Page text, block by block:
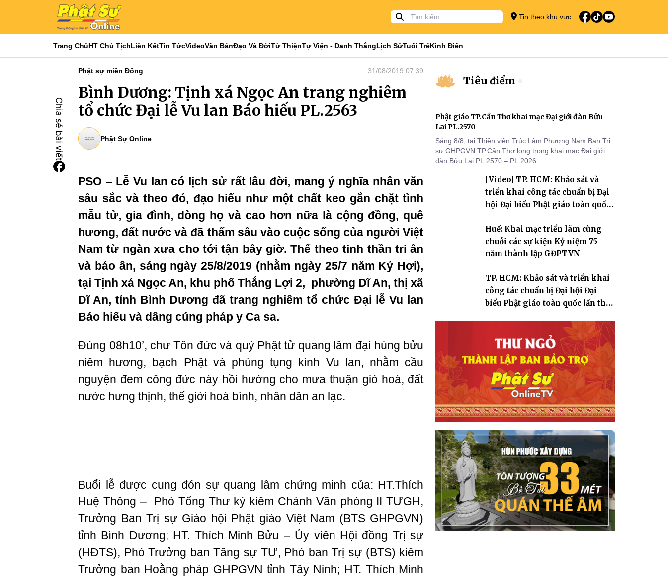
Tin theo khu vực
Trang ChủHT Chủ TịchLiên KếtTin TứcVideoVăn BảnĐạo Và ĐờiTừ ThiệnTự Viện - Danh ThắngLịch SửTuổi TrẻKinh Điển
Phật sự miền Đông 31/08/2019 07:39
Bình Dương: Tịnh xá Ngọc An trang nghiêm
tổ chức Đại lễ Vu lan Báo hiếu PL.2563
Phật Sự Online
PSO – Lễ Vu lan có lịch sử rất lâu đời, mang ý nghĩa nhân văn
sâu sắc và theo đó, đạo hiếu như một chất keo gắn chặt tình
mẫu tử, gia đình, dòng họ và cao hơn nữa là cộng đồng, quê
hương, đất nước và đã thấm sâu vào cuộc sống của người Việt
Nam từ ngàn xưa cho tới tận bây giờ. Thể theo tinh thần tri ân
và báo ân, sáng ngày 25/8/2019 (nhằm ngày 25/7 năm Kỷ Hợi),
tại Tịnh xá Ngọc An, khu phố Thắng Lợi 2, phường Dĩ An, thị xã
Dĩ An, tỉnh Bình Dương đã trang nghiêm tổ chức Đại lễ Vu lan
Báo hiếu và dâng cúng pháp y Ca sa.
Đúng 08h10’, chư Tôn đức và quý Phật tử quang lâm đại hùng bửu
niêm hương, bạch Phật và phúng tụng kinh Vu lan, nhằm cầu
nguyện đem công đức này hồi hướng cho mưa thuận gió hoà, đất
nước hưng thịnh, thế giới hoà bình, nhân dân an lạc.
Buổi lễ được cung đón sự quang lâm chứng minh của: HT.Thích
Huệ Thông – Phó Tổng Thư ký kiêm Chánh Văn phòng II TƯGH,
Trưởng Ban Trị sự Giáo hội Phật giáo Việt Nam (BTS GHPGVN)
tỉnh Bình Dương; HT. Thích Minh Bửu – Ủy viên Hội đồng Trị sự
(HĐTS), Phó Trưởng ban Tăng sự TƯ, Phó ban Trị sự (BTS) kiêm
Trưởng ban Hoằng pháp GHPGVN tỉnh Tây Ninh; HT. Thích Minh
Tiêu điểm
Phật giáo TP.Cần Thơ khai mạc Đại giới đàn Bửu
Lai PL.2570
Sáng 8/8, tại Thiền viện Trúc Lâm Phương Nam Ban Trị
sự GHPGVN TP.Cần Thơ long trọng khai mạc Đại giới
đàn Bửu Lai PL.2570 – PL.2026.
[Video] TP. HCM: Khảo sát và
triển khai công tác chuẩn bị Đại
hội Đại biểu Phật giáo toàn quốc
Huế: Khai mạc triển lãm cùng
chuỗi các sự kiện Kỷ niệm 75
năm thành lập GĐPTVN
TP. HCM: Khảo sát và triển khai
công tác chuẩn bị Đại hội Đại
biểu Phật giáo toàn quốc lần thứ